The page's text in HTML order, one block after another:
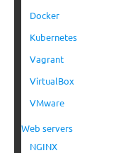
Docker
Kubernetes
Vagrant
VirtualBox
VMware
Web servers
NGINX